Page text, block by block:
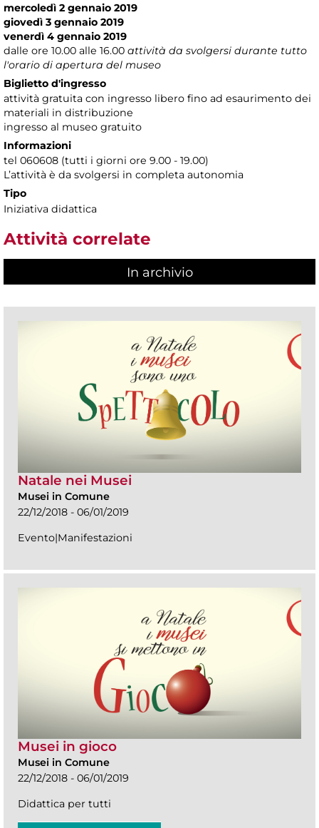
mercoledì 2 gennaio 2019
giovedì 3 gennaio 2019
venerdì 4 gennaio 2019
dalle ore 10.00 alle 16.00 attività da svolgersi durante tutto
l'orario di apertura del museo
Biglietto d'ingresso
attività gratuita con ingresso libero fino ad esaurimento dei
materiali in distribuzione
ingresso al museo gratuito
Informazioni
tel 060608 (tutti i giorni ore 9.00 - 19.00)
L’attività è da svolgersi in completa autonomia
Tipo
Iniziativa didattica
Attività correlate
In archivio
Natale nei Musei
Musei in Comune
22/12/2018 - 06/01/2019
Evento|Manifestazioni
Musei in gioco
Musei in Comune
22/12/2018 - 06/01/2019
Didattica per tutti